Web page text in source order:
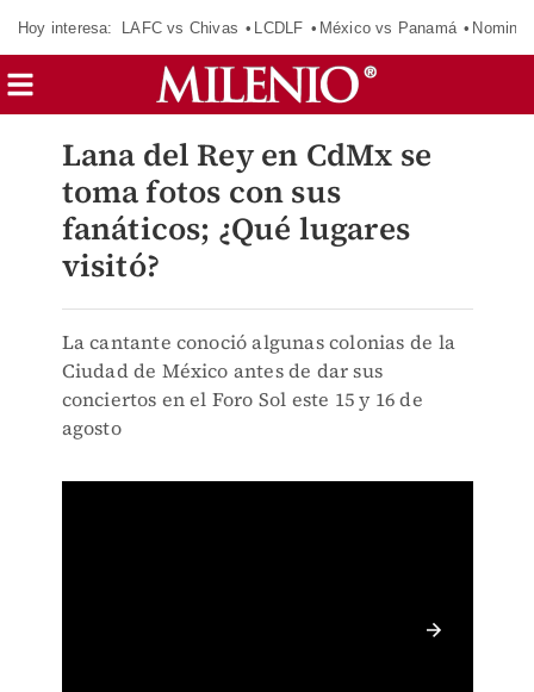
Hoy interesa: LAFC vs Chivas LCDLF México vs Panamá
Lana del Rey en CdMx se
toma fotos con sus
fanáticos; ¿Qué lugares
visitó?
La cantante conoció algunas colonias de la
Ciudad de México antes de dar sus
conciertos en el Foro Sol este 15 y 16 de
agosto